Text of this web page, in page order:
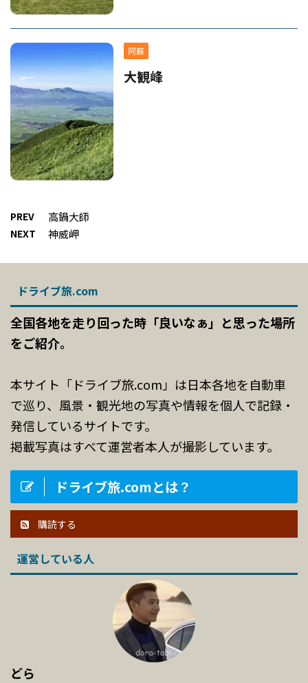
阿蘇
大観峰
PREV 高鍋大師
NEXT 神威岬
ドライブ旅.com
全国各地を走り回った時「良いなぁ」と思った場所
をご紹介。
本サイト「ドライブ旅.com」は日本各地を自動車
で巡り、風景・観光地の写真や情報を個人で記録・
発信しているサイトです。
掲載写真はすべて運営者本人が撮影しています。
ドライブ旅.comとは？
購読する
運営している人
どら